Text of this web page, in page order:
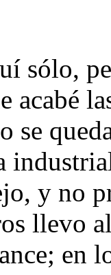
sólo,
acabé
se
y no
llevo
en